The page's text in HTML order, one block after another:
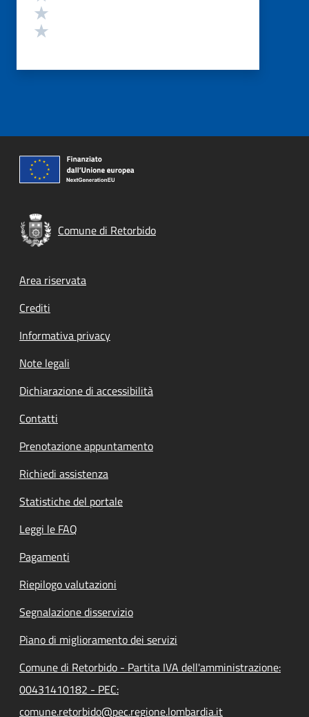
Comune di Retorbido
Footer menu
Area riservata
Crediti
Informativa privacy
Note legali
Dichiarazione di accessibilità
Contatti
Prenotazione appuntamento
Richiedi assistenza
Statistiche del portale
Leggi le FAQ
Pagamenti
Riepilogo valutazioni
Segnalazione disservizio
Piano di miglioramento dei servizi
Comune di Retorbido - Partita IVA dell'amministrazione:
00431410182 - PEC:
comune.retorbido@pec.regione.lombardia.it